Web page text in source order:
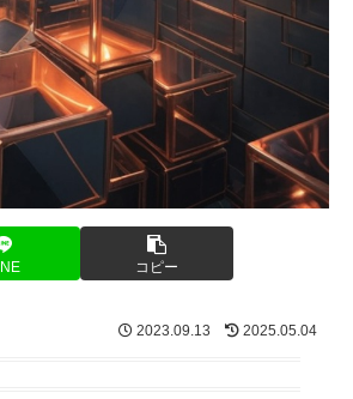
コピー
2023.09.13 2025.05.04